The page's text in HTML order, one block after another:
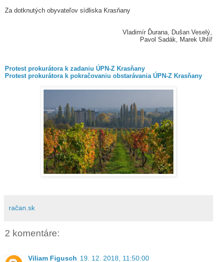
Za dotknutých obyvateľov sídliska Krasňany
Vladimír Ďurana, Dušan Veselý,
Pavol Sadák,
Marek Uhlíř
Protest prokurátora k zadaniu ÚPN-Z Krasňany
Protest prokurátora k pokračovaniu obstarávania ÚPN-Z Krasňany
račan.sk
2 komentáre:
Viliam Figusch 19. 12. 2018, 11:50:00